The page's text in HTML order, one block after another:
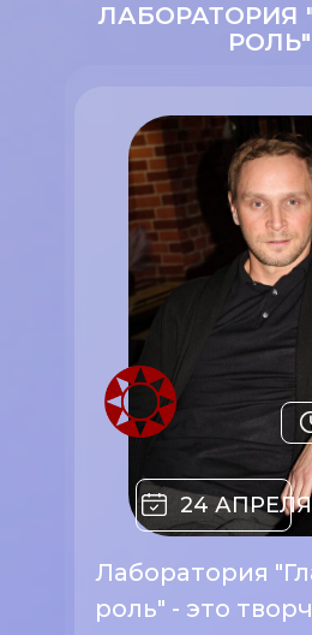
Лаборатория
роль" - это
24 АПРЕЛЯ
ЛАБОРАТОРИЯ
РОЛЬ"